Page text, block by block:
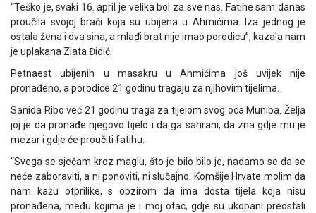
“Teško je, svaki 16. april je velika bol za sve nas. Fatihe sam danas
proučila svojoj braći koja su ubijena u Ahmićima. Iza jednog je
ostala žena i dva sina, a mlađi brat nije imao porodicu”, kazala nam
je uplakana Zlata Đidić.
Petnaest ubijenih u masakru u Ahmićima još uvijek nije
pronađeno, a porodice 21 godinu tragaju za njihovim tijelima.
Sanida Ribo već 21 godinu traga za tijelom svog oca Muniba. Želja
joj je da pronađe njegovo tijelo i da ga sahrani, da zna gdje mu je
mezar i gdje će proučiti fatihu.
“Svega se sjećam kroz maglu, što je bilo bilo je, nadamo se da se
neće zaboraviti, a ni ponoviti, ni slučajno. Komšije Hrvate molim da
nam kažu otprilike, s obzirom da ima dosta tijela koja nisu
pronađena, među kojima je i moj otac, gdje su ukopani preostali